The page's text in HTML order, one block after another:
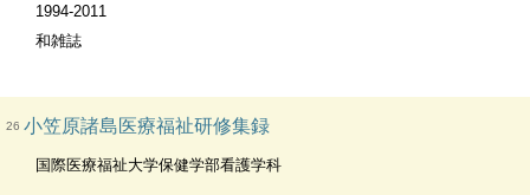
1994-2011
和雑誌
26 小笠原諸島医療福祉研修集録
国際医療福祉大学保健学部看護学科